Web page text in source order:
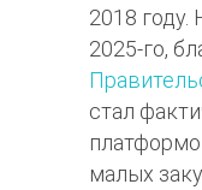
2018
2025-го,
стал
малых